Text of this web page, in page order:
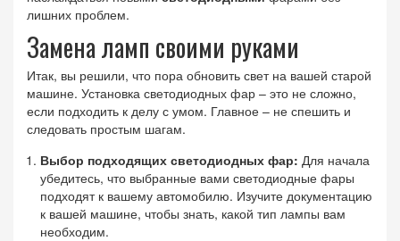
лишних проблем.
Замена ламп своими руками
Итак, вы решили, что пора обновить свет на вашей старой
машине. Установка светодиодных фар – это не сложно,
если подходить к делу с умом. Главное – не спешить и
следовать простым шагам.
Выбор подходящих светодиодных фар: Для начала
убедитесь, что выбранные вами светодиодные фары
подходят к вашему автомобилю. Изучите документацию
к вашей машине, чтобы знать, какой тип лампы вам
необходим.